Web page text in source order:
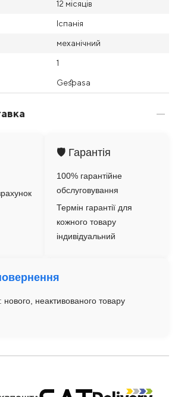
12 місяців
Іспанія
механічний
1
Gespasa
🛡️ Гарантія
100% гарантійне
обслуговування
Термін гарантії для
кожного товару
індивідуальний
нового, неактивованого товару